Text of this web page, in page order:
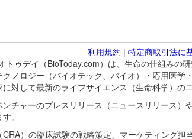
利用規約 | 特定商取引法に
ゥデイ（BioToday.com）は、生命の仕組み
ノロジー（バイオテック、バイオ）・応用医
対して最新のライフサイエンス（生命科学）の
チャーのプレスリリース（ニュースリリース
。
）の臨床試験の戦略策定、マーケティング